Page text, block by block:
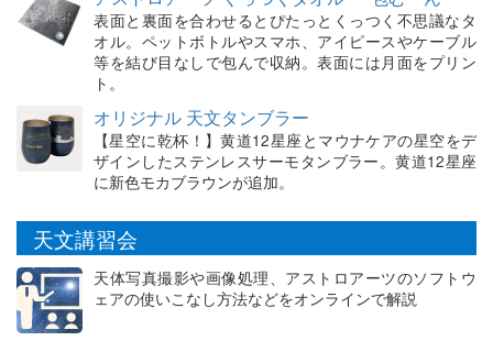
表面と裏面を合わせるとぴたっとくっつく不思議なタ
オル。ペットボトルやスマホ、アイピースやケーブル
等を結び目なしで包んで収納。表面には月面をプリン
ト。
オリジナル 天文タンブラー
【星空に乾杯！】黄道12星座とマウナケアの星空をデ
ザインしたステンレスサーモタンブラー。黄道12星座
に新色モカブラウンが追加。
天文講習会
天体写真撮影や画像処理、アストロアーツのソフトウ
ェアの使いこなし方法などをオンラインで解説